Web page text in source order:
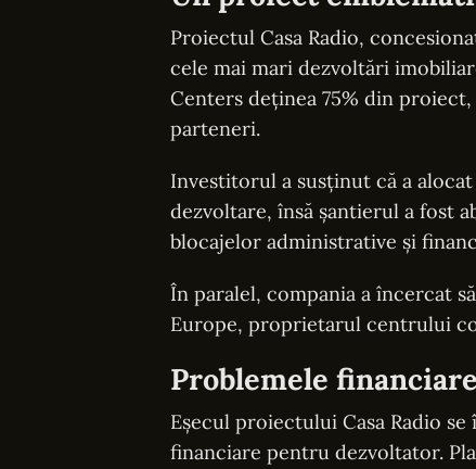
Proiectul Casa Radio,
cele mai mari dezvoltări
Centers deținea 75% din
parteneri.
Investitorul a susținut că a
dezvoltare, însă șantierul a fost
blocajelor administrative și
În paralel, compania a încercat
Europe, proprietarul centrului
Problemele
Eșecul proiectului Casa Radio
financiare pentru dezvoltator.